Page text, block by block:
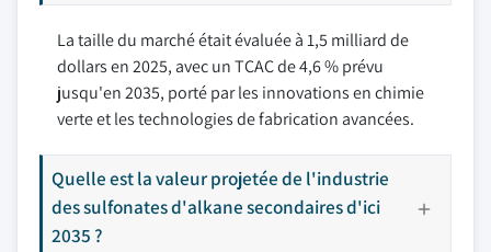
La taille du marché était évaluée à 1,5 milliard de
dollars en 2025, avec un TCAC de 4,6 % prévu
jusqu'en 2035, porté par les innovations en chimie
verte et les technologies de fabrication avancées.
Quelle est la valeur projetée de l'industrie
des sulfonates d'alkane secondaires d'ici
2035 ?